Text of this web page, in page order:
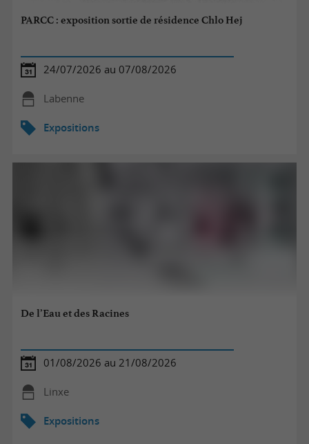
PARCC : exposition sortie de résidence Chlo Hej
24/07/2026 au 07/08/2026
Labenne
Expositions
De l’Eau et des Racines
01/08/2026 au 21/08/2026
Linxe
Expositions